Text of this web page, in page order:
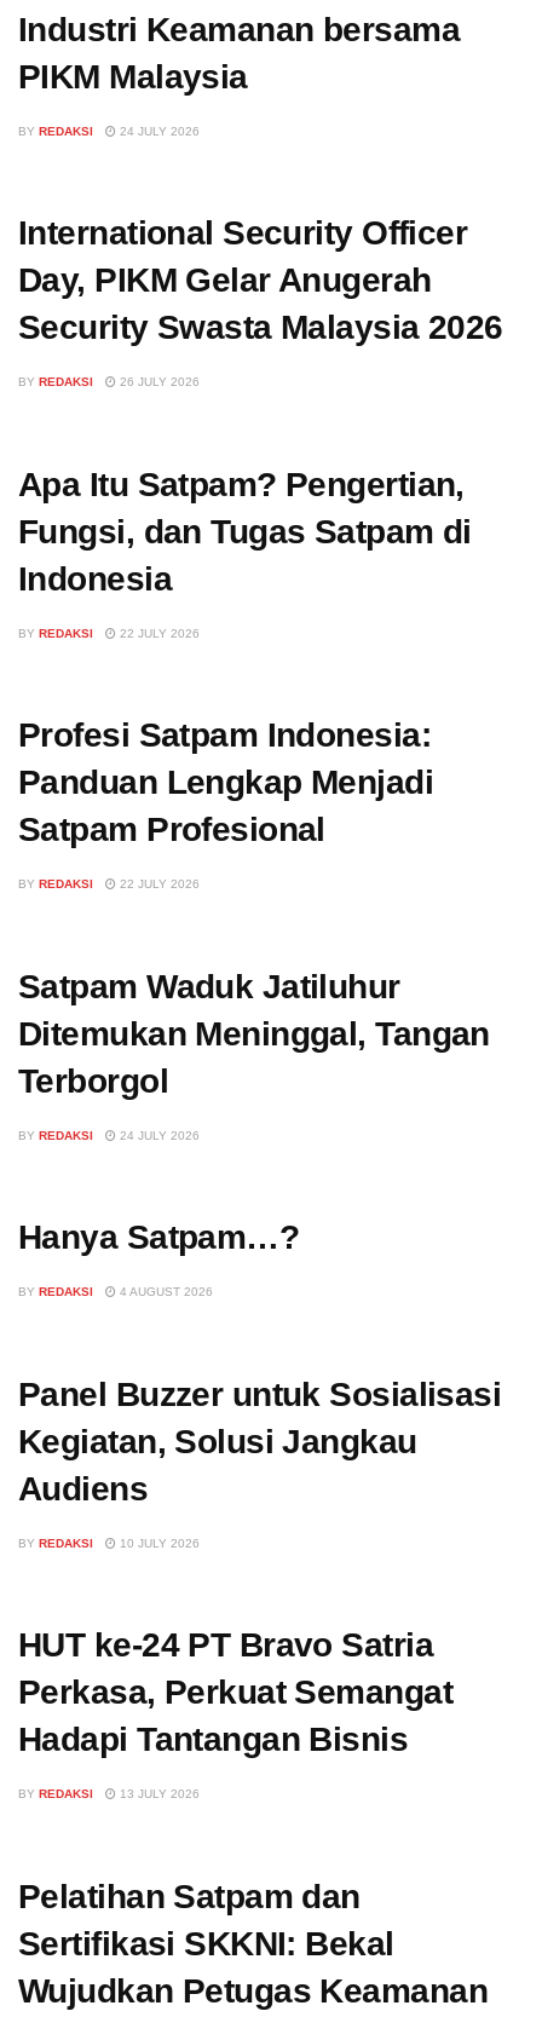
Industri Keamanan bersama
PIKM Malaysia
BY REDAKSI 24 JULY 2026
International Security Officer
Day, PIKM Gelar Anugerah
Security Swasta Malaysia 2026
BY REDAKSI 26 JULY 2026
Apa Itu Satpam? Pengertian,
Fungsi, dan Tugas Satpam di
Indonesia
BY REDAKSI 22 JULY 2026
Profesi Satpam Indonesia:
Panduan Lengkap Menjadi
Satpam Profesional
BY REDAKSI 22 JULY 2026
Satpam Waduk Jatiluhur
Ditemukan Meninggal, Tangan
Terborgol
BY REDAKSI 24 JULY 2026
Hanya Satpam…?
BY REDAKSI 4 AUGUST 2026
Panel Buzzer untuk Sosialisasi
Kegiatan, Solusi Jangkau
Audiens
BY REDAKSI 10 JULY 2026
HUT ke-24 PT Bravo Satria
Perkasa, Perkuat Semangat
Hadapi Tantangan Bisnis
BY REDAKSI 13 JULY 2026
Pelatihan Satpam dan
Sertifikasi SKKNI: Bekal
Wujudkan Petugas Keamanan